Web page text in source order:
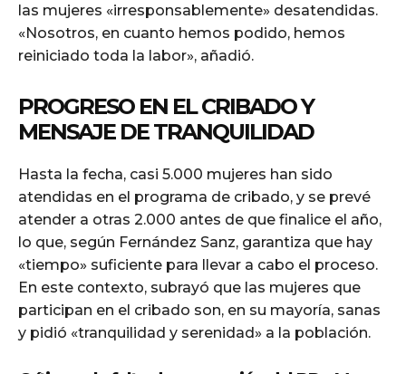
las mujeres «irresponsablemente» desatendidas.
«Nosotros, en cuanto hemos podido, hemos
reiniciado toda la labor», añadió.
PROGRESO EN EL CRIBADO Y
MENSAJE DE TRANQUILIDAD
Hasta la fecha, casi 5.000 mujeres han sido
atendidas en el programa de cribado, y se prevé
atender a otras 2.000 antes de que finalice el año,
lo que, según Fernández Sanz, garantiza que hay
«tiempo» suficiente para llevar a cabo el proceso.
En este contexto, subrayó que las mujeres que
participan en el cribado son, en su mayoría, sanas
y pidió «tranquilidad y serenidad» a la población.